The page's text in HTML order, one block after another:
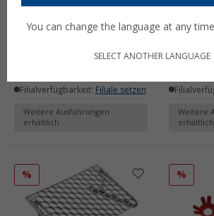
(1)
69,99 €
Filialverfügbarkeit: Filiale setzen
Weitere Ausführungen
erhältlich
ab29,99
Weitere
erhältlich
% %
You can change the language at any
SELECT ANOTHER LANGUAGE